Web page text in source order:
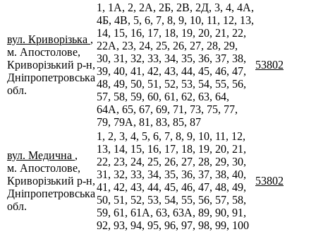
вул. Криворізька ,
м. Апостолове,
Криворізький р-н,
Дніпропетровська
обл.
1, 1А, 2, 2А, 2Б, 2В, 2Д, 3, 4, 4А,
4Б, 4В, 5, 6, 7, 8, 9, 10, 11, 12, 13,
14, 15, 16, 17, 18, 19, 20, 21, 22,
22А, 23, 24, 25, 26, 27, 28, 29,
30, 31, 32, 33, 34, 35, 36, 37, 38,
39, 40, 41, 42, 43, 44, 45, 46, 47,
48, 49, 50, 51, 52, 53, 54, 55, 56,
57, 58, 59, 60, 61, 62, 63, 64,
64А, 65, 67, 69, 71, 73, 75, 77,
79, 79А, 81, 83, 85, 87
53802
вул. Медична ,
м. Апостолове,
Криворізький р-н,
Дніпропетровська
обл.
1, 2, 3, 4, 5, 6, 7, 8, 9, 10, 11, 12,
13, 14, 15, 16, 17, 18, 19, 20, 21,
22, 23, 24, 25, 26, 27, 28, 29, 30,
31, 32, 33, 34, 35, 36, 37, 38, 40,
41, 42, 43, 44, 45, 46, 47, 48, 49,
50, 51, 52, 53, 54, 55, 56, 57, 58,
59, 61, 61А, 63, 63А, 89, 90, 91,
92, 93, 94, 95, 96, 97, 98, 99, 100
53802